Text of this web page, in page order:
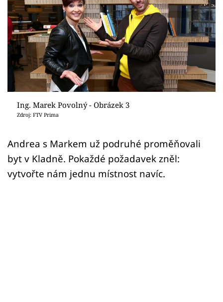
Design
Sledujte prima+
Přihlášení
Sledujte nás
Ing. Marek Povolný - Obrázek 3
Zdroj: FTV Prima
Andrea s Markem už podruhé proměňovali
byt v Kladně. Pokaždé požadavek zněl:
vytvořte nám jednu místnost navíc.